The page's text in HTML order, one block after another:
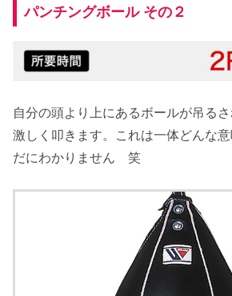
パンチングボール その２
自分の頭より上にあるボールが吊る
激しく叩きます。これは一体どんな
だにわかりません 笑